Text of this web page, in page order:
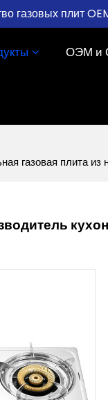
газовых плит
ОЭМ и
газовая плита